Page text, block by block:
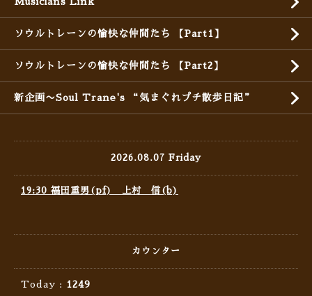
ソウルトレーンの愉快な仲間たち 【Part1】
ソウルトレーンの愉快な仲間たち 【Part2】
新企画〜Soul Trane's “気まぐれプチ散歩日記”
2026.08.07 Friday
19:30 福田重男(pf) 上村 信(b)
カウンター
Today : 1249